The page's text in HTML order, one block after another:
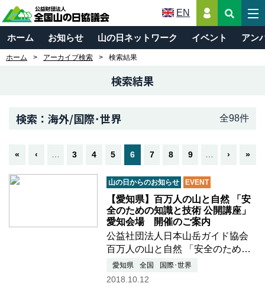
EN
ホーム お知らせ 山の日ネットワーク イベント アン
ホーム アーカイブ検索 検索結果
検索結果
検索：海外/国際･世界 全98件
« ‹ … 3 4 5 6 7 8 9 … › »
山の日からのお知らせ EVENT
【愛知県】百万人の山と自然 「安
全のための知識と技術 公開講座」
愛知会場 開催のご案内
公益社団法人日本山岳ガイド協会
百万人の山と自然 「安全のための
知識と技術 公開講座」が愛知で開
催されます！ 「最新楽々登山術」
愛知県 全国 国際･世界
2018.10.12